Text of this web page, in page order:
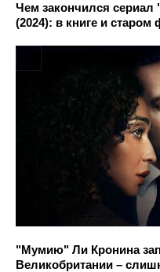
Чем закончился сериал
(2024): в книге и
"Мумию" Ли Кронина
Великобритании –